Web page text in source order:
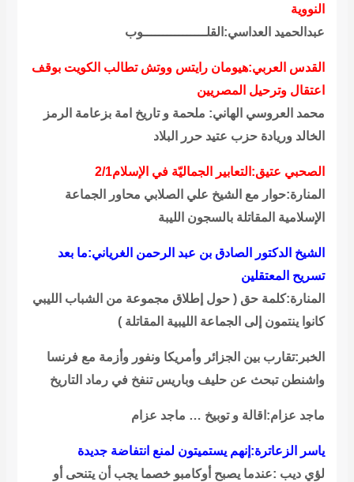
النووية
عبدالحميد العداسي:القلــــــــــــــــوب
القدس العربي:هيومان رايتس ووتش تطالب الكويت بوقف
اعتقال وترحيل المصريين
محمد العروسي الهاني: ملحمة و تاريخ امة بزعامة الرمز
الخالد وريادة حزب عتيد حرر البلاد
الصحبي عتيق:التعابير الجماليّة في الإسلام2/1
المنارة:حوار مع الشيخ علي الصلابي محاور الجماعة
الإسلامية المقاتلة بالسجون الليبة
الشيخ الدكتور الصادق بن عبد الرحمن الغرياني:ما بعد
تسريح المعتقلين
المنارة:كلمة حق ( حول إطلاق مجموعة من الشباب الليبي
كانوا ينتمون إلى الجماعة الليبية المقاتلة )
الخبر:تقارب بين الجزائر وأمريكا ونفور وأزمة مع فرنسا
واشنطن تبحث عن حليف وباريس تنفخ في رماد التاريخ
ماجد عزام:اقالة و توبيخ … ماجد عزام
ياسر الزعاترة:إنهم يستميتون لمنع انتفاضة جديدة
لؤي ديب :عندما يصبح أوكامبو خصما يجب أن يتنحى أو